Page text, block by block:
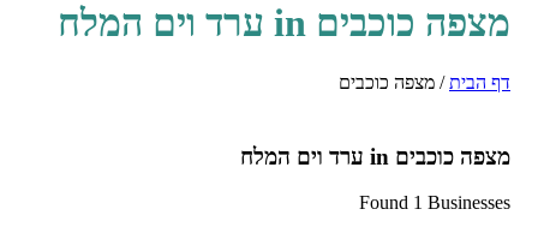
מצפה כוכבים in ערד וים המלח
דף הבית/ מצפה כוכבים
מצפה כוכבים in ערד וים המלח
Found 1 Businesses